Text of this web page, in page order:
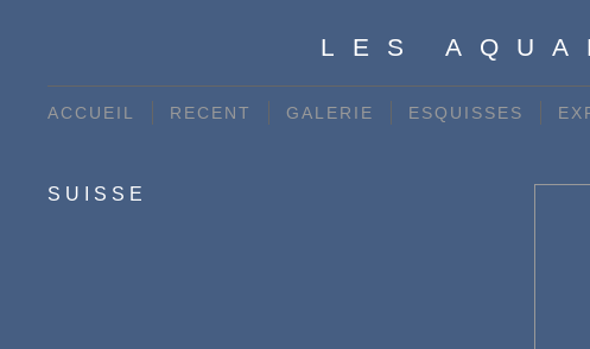
LES
ACCUEIL RECENT GALERIE ESQUISSES
SUISSE